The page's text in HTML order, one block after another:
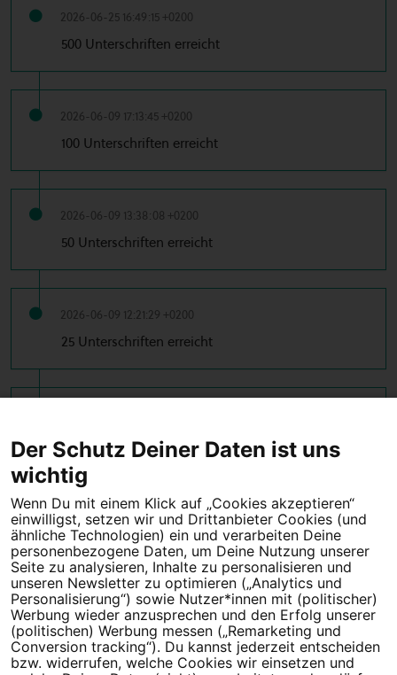
2026-06-25 16:49:15 +0200
500 Unterschriften erreicht
2026-06-09 17:13:45 +0200
100 Unterschriften erreicht
2026-06-09 13:38:08 +0200
50 Unterschriften erreicht
2026-06-09 12:21:29 +0200
25 Unterschriften erreicht
10 Unterschriften erreicht
Tipps für deine Petition
Darum WeAct
Partnerprogramm
Erfolgreiche Petitionen
FAQs
Nutzungsbedingungen
Der Schutz Deiner Daten ist uns
wichtig
Wenn Du mit einem Klick auf „Cookies akzeptieren“
einwilligst, setzen wir und Drittanbieter Cookies (und
ähnliche Technologien) ein und verarbeiten Deine
personenbezogene Daten, um Deine Nutzung unserer
Seite zu analysieren, Inhalte zu personalisieren und
unseren Newsletter zu optimieren („Analytics und
Personalisierung“) sowie Nutzer*innen mit (politischer)
Werbung wieder anzusprechen und den Erfolg unserer
(politischen) Werbung messen („Remarketing und
Conversion tracking“). Du kannst jederzeit entscheiden
bzw. widerrufen, welche Cookies wir einsetzen und